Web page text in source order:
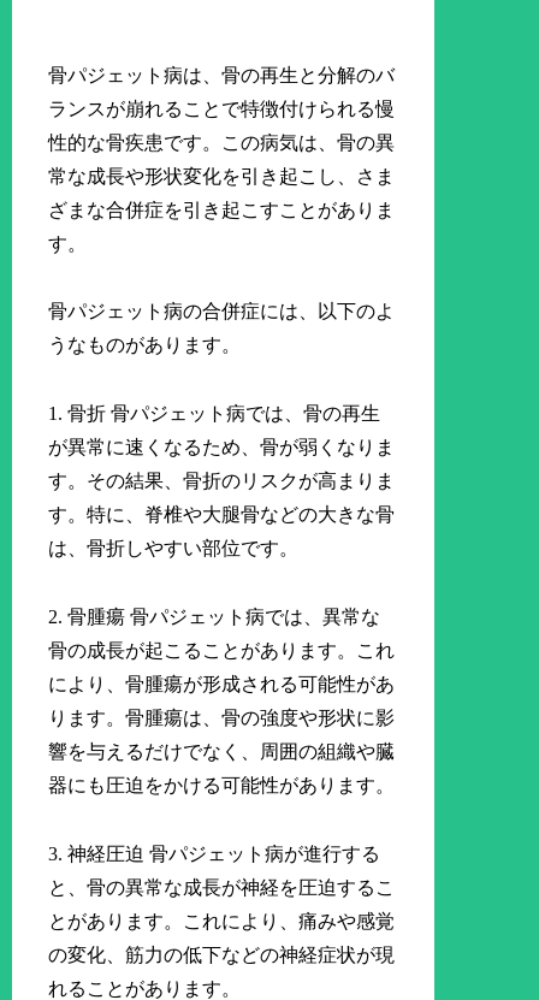
骨パジェット病は、骨の再生と分解のバ
ランスが崩れることで特徴付けられる慢
性的な骨疾患です。この病気は、骨の異
常な成長や形状変化を引き起こし、さま
ざまな合併症を引き起こすことがありま
す。
骨パジェット病の合併症には、以下のよ
うなものがあります。
1. 骨折 骨パジェット病では、骨の再生
が異常に速くなるため、骨が弱くなりま
す。その結果、骨折のリスクが高まりま
す。特に、脊椎や大腿骨などの大きな骨
は、骨折しやすい部位です。
2. 骨腫瘍 骨パジェット病では、異常な
骨の成長が起こることがあります。これ
により、骨腫瘍が形成される可能性があ
ります。骨腫瘍は、骨の強度や形状に影
響を与えるだけでなく、周囲の組織や臓
器にも圧迫をかける可能性があります。
3. 神経圧迫 骨パジェット病が進行する
と、骨の異常な成長が神経を圧迫するこ
とがあります。これにより、痛みや感覚
の変化、筋力の低下などの神経症状が現
れることがあります。